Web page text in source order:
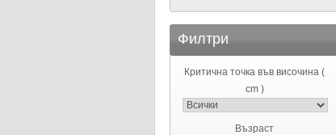
Филтри
Критична точка във височина (
cm )
Възраст